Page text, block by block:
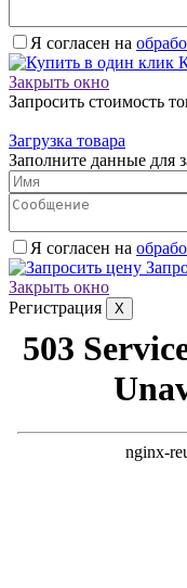
Я согласен на
Закрыть окно
Запросить стоимость
Загрузка товара
Заполните данные для
Я согласен на
Закрыть окно
Регистрация
X